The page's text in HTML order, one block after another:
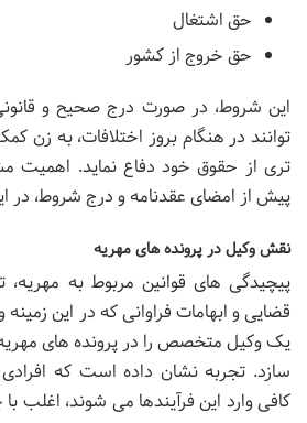
حق اشتغال
حق خروج از کشور
این شروط، در صورت درج صحیح و
توانند در هنگام بروز اختلافات، به زن
تری از حقوق خود دفاع نماید.
پیش از امضای عقدنامه و درج شروط، در
نقش وکیل در پرونده های مهریه
پیچیدگی های قوانین مربوط به مهریه،
قضایی و ابهامات فراوانی که در این
یک وکیل متخصص را در پرونده های
سازد. تجربه نشان داده است که
کافی وارد این فرآیندها می شوند، اغلب